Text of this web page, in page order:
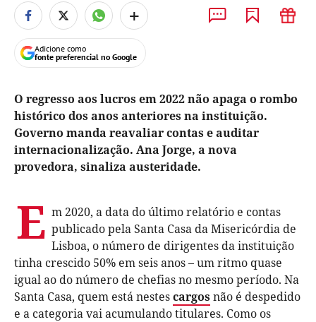
+
Adicione como
fonte preferencial no Google
O regresso aos lucros em 2022 não apaga o rombo
histórico dos anos anteriores na instituição.
Governo manda reavaliar contas e auditar
internacionalização. Ana Jorge, a nova
provedora, sinaliza austeridade.
E m 2020, a data do último relatório e contas
publicado pela Santa Casa da Misericórdia de
Lisboa, o número de dirigentes da instituição
tinha crescido 50% em seis anos – um ritmo quase
igual ao do número de chefias no mesmo período. Na
Santa Casa, quem está nestescargos não é despedido
e a categoria vai acumulando titulares. Como os